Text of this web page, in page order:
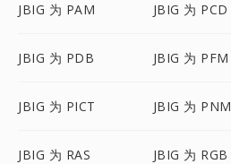
JBIG 为 PAM JBIG 为 PCD
JBIG 为 PDB JBIG 为 PFM
JBIG 为 PICT JBIG 为 PNM
JBIG 为 RAS JBIG 为 RGB